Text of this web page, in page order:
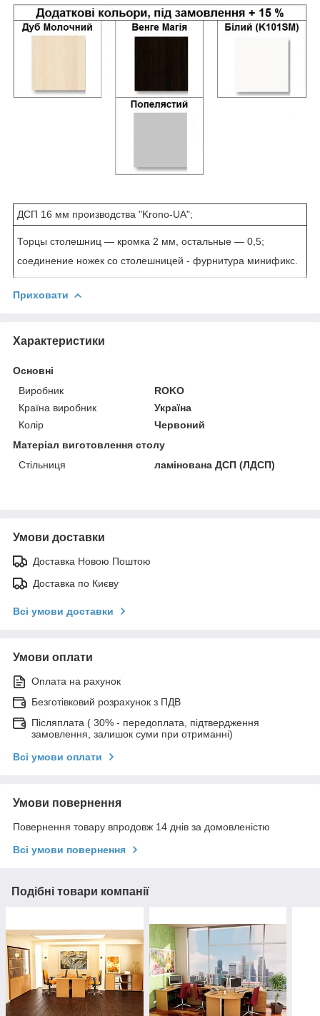
ДСП 16 мм производства "Krono-UA";
Торцы столешниц ― кромка 2 мм, остальные ― 0,5;
соединение ножек со столешницей - фурнитура минификс.
Приховати
Характеристики
Основні
Виробник
ROKO
Країна виробник
Україна
Колір
Червоний
Матеріал виготовлення столу
Стільниця
ламінована ДСП (ЛДСП)
Умови доставки
Доставка Новою Поштою
Доставка по Києву
Всі умови доставки
Умови оплати
Оплата на рахунок
Безготівковий розрахунок з ПДВ
Післяплата ( 30% - передоплата, підтвердження
замовлення, залишок суми при отриманні)
Всі умови оплати
Умови повернення
Повернення товару впродовж 14 днів за домовленістю
Всі умови повернення
Подібні товари компанії